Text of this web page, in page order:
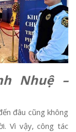
Nhuệ –
đâu cũng không
Vì vậy, công tác